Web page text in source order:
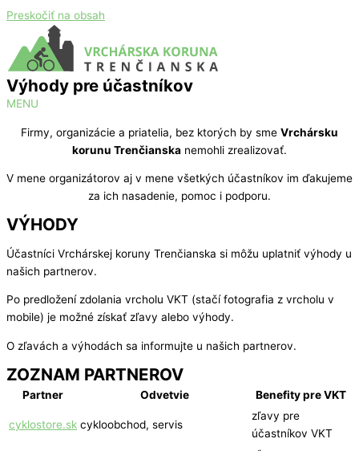
Preskočiť na obsah
Výhody pre účastníkov
MENU
Firmy, organizácie a priatelia, bez ktorých by sme Vrchársku
korunu Trenčianska nemohli zrealizovať.
V mene organizátorov aj v mene všetkých účastníkov im ďakujeme
za ich nasadenie, pomoc i podporu.
VÝHODY
Účastníci Vrchárskej koruny Trenčianska si môžu uplatniť výhody u
našich partnerov.
Po predložení zdolania vrcholu VKT (stačí fotografia z vrcholu v
mobile) je možné získať zľavy alebo výhody.
O zľavách a výhodách sa informujte u našich partnerov.
ZOZNAM PARTNEROV
Partner Odvetvie Benefity pre VKT
cyklostore.sk cykloobchod, servis
zľavy pre
účastníkov VKT